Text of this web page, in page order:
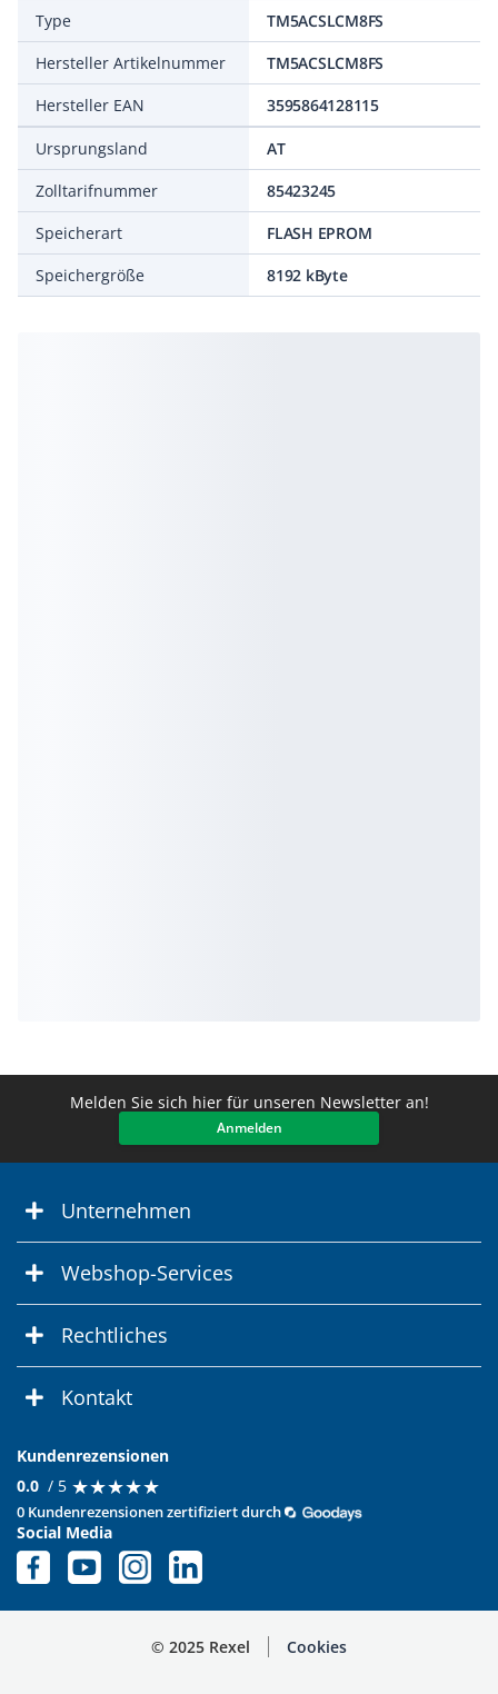
Type
TM5ACSLCM8FS
Hersteller Artikelnummer
TM5ACSLCM8FS
Hersteller EAN
3595864128115
Ursprungsland
AT
Zolltarifnummer
85423245
Speicherart
FLASH EPROM
Speichergröße
8192 kByte
Melden Sie sich hier für unseren Newsletter an!
Anmelden
Unternehmen
Webshop-Services
Rechtliches
Kontakt
Kundenrezensionen
0.0 / 5 ★★★★★
★★★★★
0 Kundenrezensionen zertifiziert durch
Social Media
© 2025 Rexel Cookies